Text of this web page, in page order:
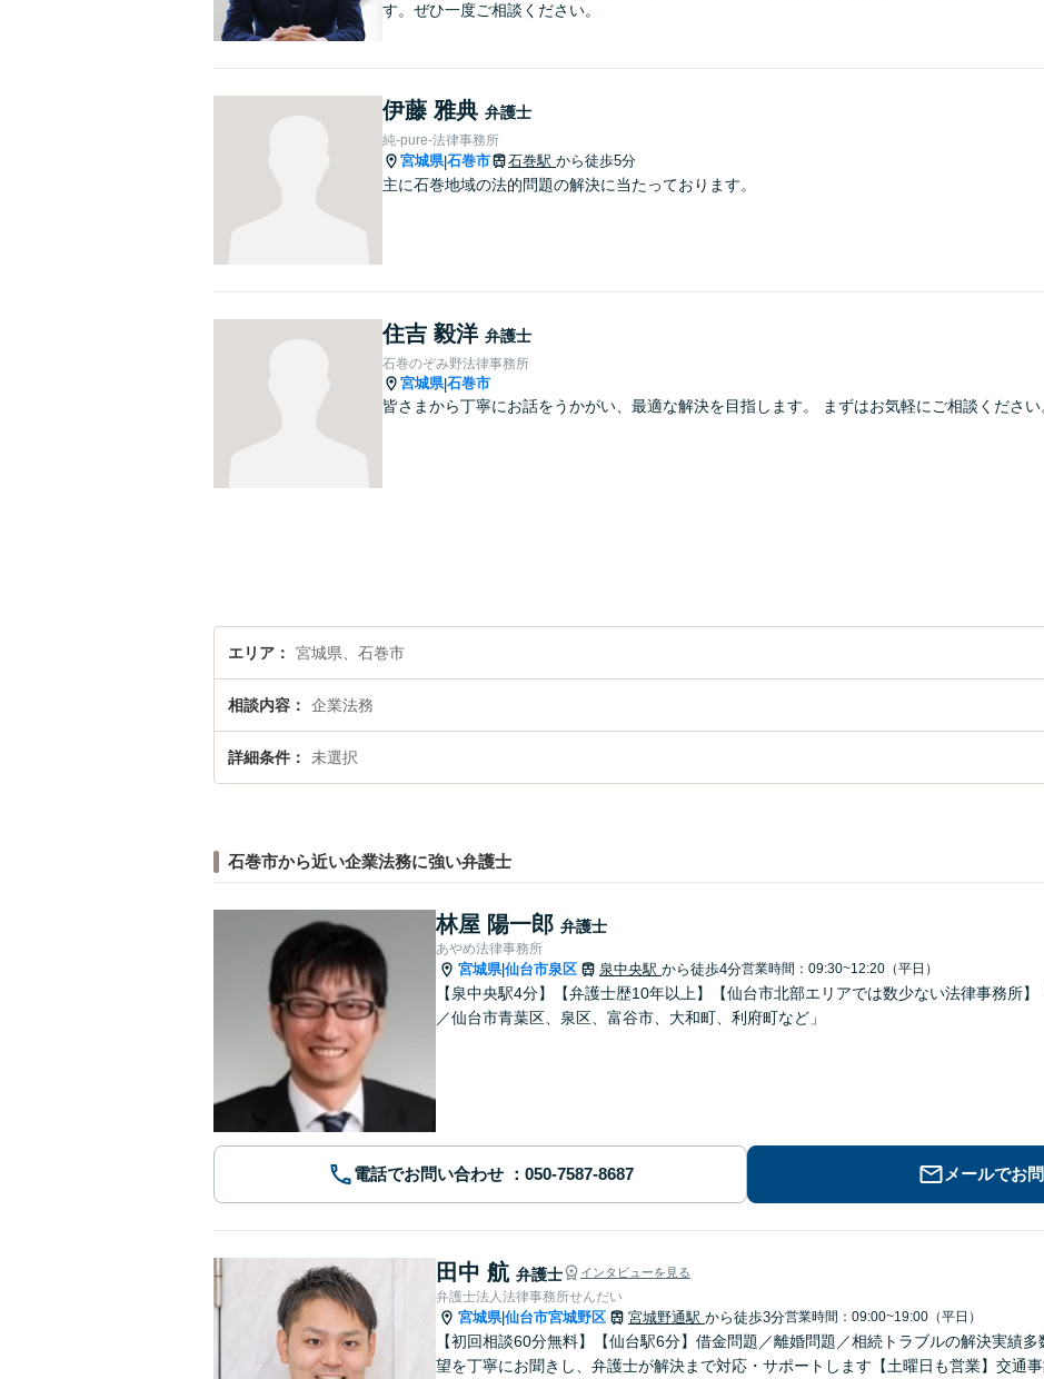
す。ぜひ一度ご相談ください。
伊藤 雅典 弁護士
純-pure-法律事務所
宮城県|石巻市 石巻駅 から徒歩5分
主に石巻地域の法的問題の解決に当たっております。
住吉 毅洋 弁護士
石巻のぞみ野法律事務所
宮城県|石巻市
皆さまから丁寧にお話をうかがい、最適な解決を目指します。 まずはお気軽にご相談ください
エリア 宮城県、石巻市
相談内容 企業法務
詳細条件 未選択
石巻市から近い企業法務に強い弁護士
林屋 陽一郎 弁護士
あやめ法律事務所
宮城県|仙台市泉区 泉中央駅 から徒歩4分営業時間：09:30~12:20（平日）
【泉中央駅4分】【弁護士歴10年以上】【仙台市北部エリアでは数少ない法律事務所
／仙台市青葉区、泉区、富谷市、大和町、利府町など」
電話でお問い合わせ メールでお
田中 航 弁護士 インタビューを見る
弁護士法人法律事務所せんだい
宮城県|仙台市宮城野区 宮城野通駅 から徒歩3分営業時間：09:00~19:00（平日）
【初回相談60分無料】【仙台駅6分】借金問題／離婚問題／相続トラブルの解決実績
望を丁寧にお聞きし、弁護士が解決まで対応・サポートします【土曜日も営業】交通